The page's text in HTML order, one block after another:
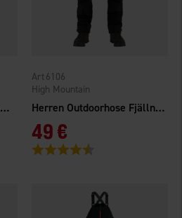
Herren Outdoorhose Helags Gefüttert Herren Outdoorhose Fjällnäs
High Mountain
6106
49 €
Bewertung: